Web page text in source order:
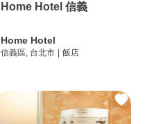
Home Hotel 信義
Home Hotel
信義區, 台北市 飯店